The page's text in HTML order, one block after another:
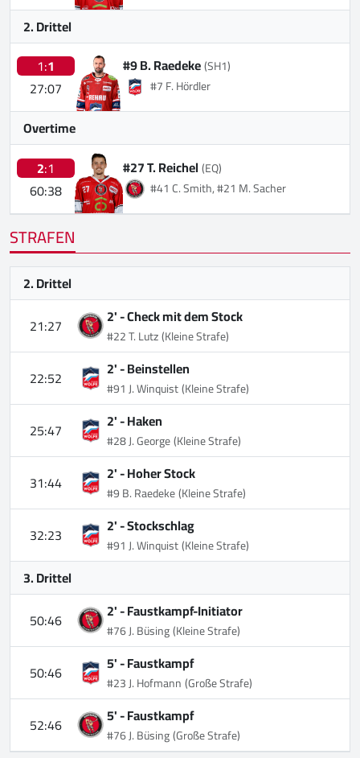
2. Drittel
1:1
27:07
#9 B. Raedeke(SH1)
#7 F. Hördler
Overtime
2:1
60:38
#27 T. Reichel(EQ)
#41 C. Smith, #21 M. Sacher
STRAFEN
2. Drittel
21:27
2' -Check mit dem Stock
#22 T. Lutz(Kleine Strafe)
22:52 2' -Beinstellen
#91 J. Winquist(Kleine Strafe)
25:47 2' -Haken
#28 J. George(Kleine Strafe)
31:44 2' -Hoher Stock
#9 B. Raedeke(Kleine Strafe)
32:23 2' -Stockschlag
#91 J. Winquist(Kleine Strafe)
3. Drittel
50:46
2' -Faustkampf-Initiator
#76 J. Büsing(Kleine Strafe)
50:46 5' -Faustkampf
#23 J. Hofmann(Große Strafe)
52:46 5' -Faustkampf
#76 J. Büsing(Große Strafe)